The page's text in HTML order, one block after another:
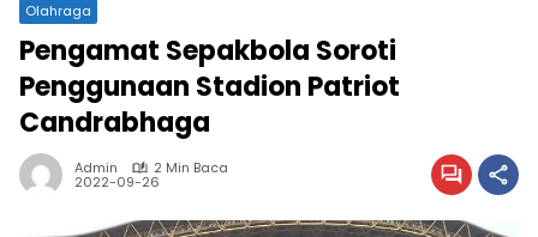
Olahraga
Pengamat Sepakbola Soroti
Penggunaan Stadion Patriot
Candrabhaga
Admin 2 Min Baca
2022-09-26